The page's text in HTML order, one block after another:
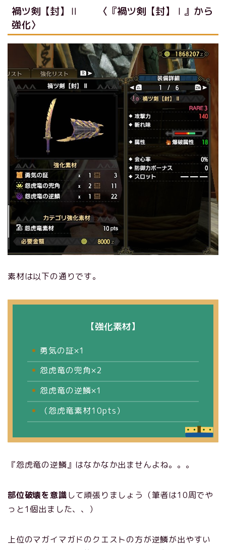
禍ツ剣【封】Ⅱ 〈『禍ツ剣【封】Ⅰ』から
強化〉
素材は以下の通りです。
【強化素材】
勇気の証×1
怨虎竜の兜角×2
怨虎竜の逆鱗×1
（怨虎竜素材10pts）
『怨虎竜の逆鱗』はなかなか出ませんよね。。。
部位破壊を意識して頑張りましょう（筆者は10周でや
っと1個出ました、、）
上位のマガイマガドのクエストの方が逆鱗が出やすい